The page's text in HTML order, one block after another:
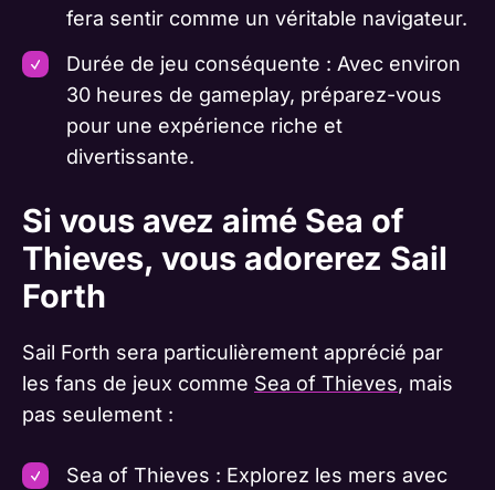
fera sentir comme un véritable navigateur.
Durée de jeu conséquente : Avec environ
30 heures de gameplay, préparez-vous
pour une expérience riche et
divertissante.
Si vous avez aimé Sea of
Thieves, vous adorerez Sail
Forth
Sail Forth sera particulièrement apprécié par
les fans de jeux comme Sea of Thieves, mais
pas seulement :
Sea of Thieves : Explorez les mers avec